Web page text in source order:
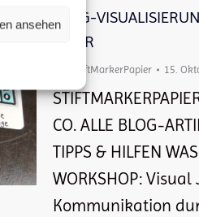
ansehenBLOG-
MEHR
StiftMarkerPapier 15.
CO. ALLE BLOG-
TIPPS & HILFEN
WORKSHOP:
Kommunikation